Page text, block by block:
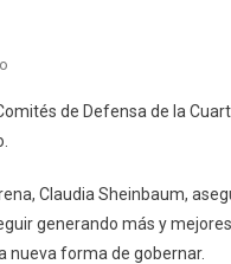
Decidió
De
México”:
Claudia
de Defensa de la
Claudia Sheinbaum,
generando más y
nueva forma de gobernar.